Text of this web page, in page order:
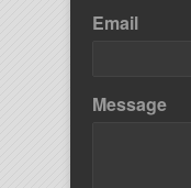
Email
Message